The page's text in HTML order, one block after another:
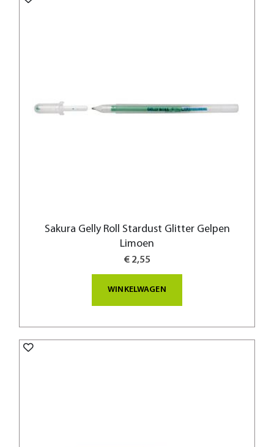
Sakura Gelly Roll Stardust Glitter Gelpen
Limoen
€ 2,55
WINKELWAGEN